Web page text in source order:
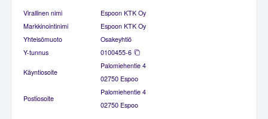
Virallinen nimi
Espoon KTK Oy
Markkinointinimi
Espoon KTK Oy
Yhteisömuoto
Osakeyhtiö
Y-tunnus
0100455-6
Käyntiosoite
Palomiehentie 4
02750 Espoo
Postiosoite
Palomiehentie 4
02750 Espoo